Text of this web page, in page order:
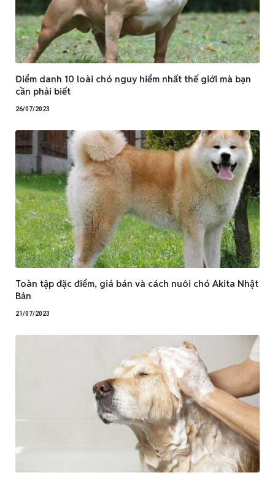
Điểm danh 10 loài chó nguy hiểm nhất thế giới mà bạn
cần phải biết
26/07/2023
Toàn tập đặc điểm, giá bán và cách nuôi chó Akita Nhật
Bản
21/07/2023